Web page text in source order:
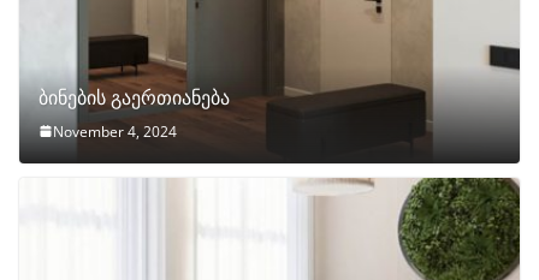
ბინების გაერთიანება
November 4, 2024